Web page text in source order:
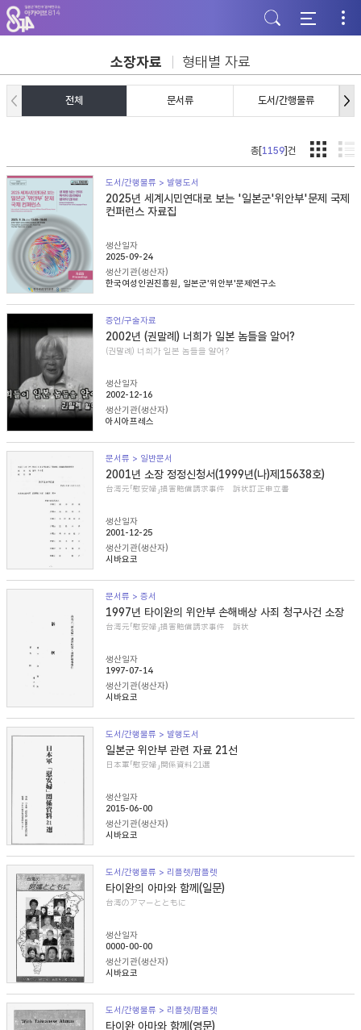
주
메
뉴
가
기
본
문
바
기
하
단
바
기
소장자료 형태별 자료
전체 문서류 도서/간행물류
총[1159]건
도서/간행물류 > 발행도서
2025년 세계시민연대로 보는 '일본군'위안부'문제 국제
컨퍼런스 자료집
생산일자
2025-09-24
생산기관(생산자)
한국여성인권진흥원, 일본군'위안부'문제연구소
증언/구술자료
2002년 (권말례) 너희가 일본 놈들을 알어?
(권말례) 너희가 일본 놈들을 알어?
생산일자
2002-12-16
생산기관(생산자)
아시아프레스
문서류 > 일반문서
2001년 소장 정정신청서(1999년(나)제15638호)
台湾元「慰安婦」損害賠償請求事件 訴状訂正申立書
생산일자
2001-12-25
생산기관(생산자)
시바요코
문서류 > 증서
1997년 타이완의 위안부 손해배상 사죄 청구사건 소장
台湾元「慰安婦」損害賠償請求事件 訴状
생산일자
1997-07-14
생산기관(생산자)
시바요코
도서/간행물류 > 발행도서
일본군 위안부 관련 자료 21선
日本軍「慰安婦」関係資料21選
생산일자
2015-06-00
생산기관(생산자)
시바요코
도서/간행물류 > 리플렛/팜플렛
타이완의 아마와 함께(일문)
台湾のアマーとともに
생산일자
0000-00-00
생산기관(생산자)
시바요코
도서/간행물류 > 리플렛/팜플렛
타이완 아마와 함께(영문)